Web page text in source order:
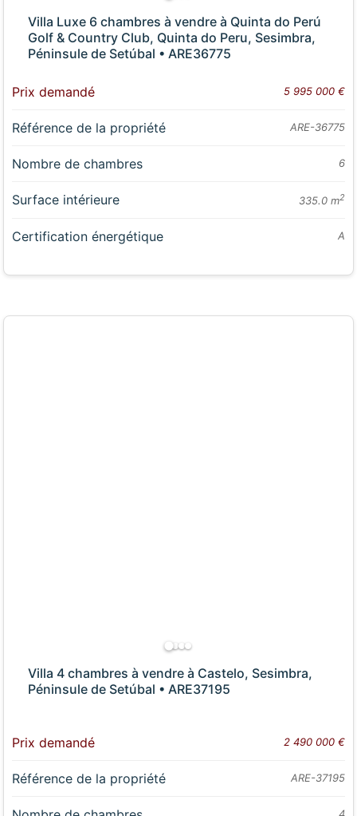
Villa Luxe 6 chambres à vendre à Quinta do Perú
Golf & Country Club, Quinta do Peru, Sesimbra,
Péninsule de Setúbal • ARE36775
Prix demandé 5 995 000 €
Référence de la propriété ARE-36775
Nombre de chambres 6
Surface intérieure 335.0 m2
Certification énergétique A
Villa 4 chambres à vendre à Castelo, Sesimbra,
Péninsule de Setúbal • ARE37195
Prix demandé 2 490 000 €
Référence de la propriété ARE-37195